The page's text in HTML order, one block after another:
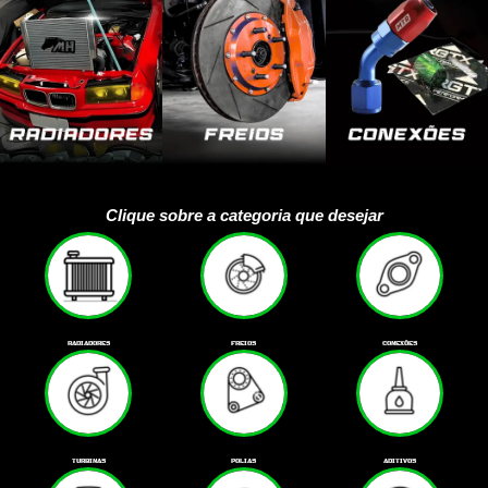
Clique sobre a categoria que desejar
RADIADORES FREIOS CONEXÕES
TURBINAS POLIAS ADITIVOS